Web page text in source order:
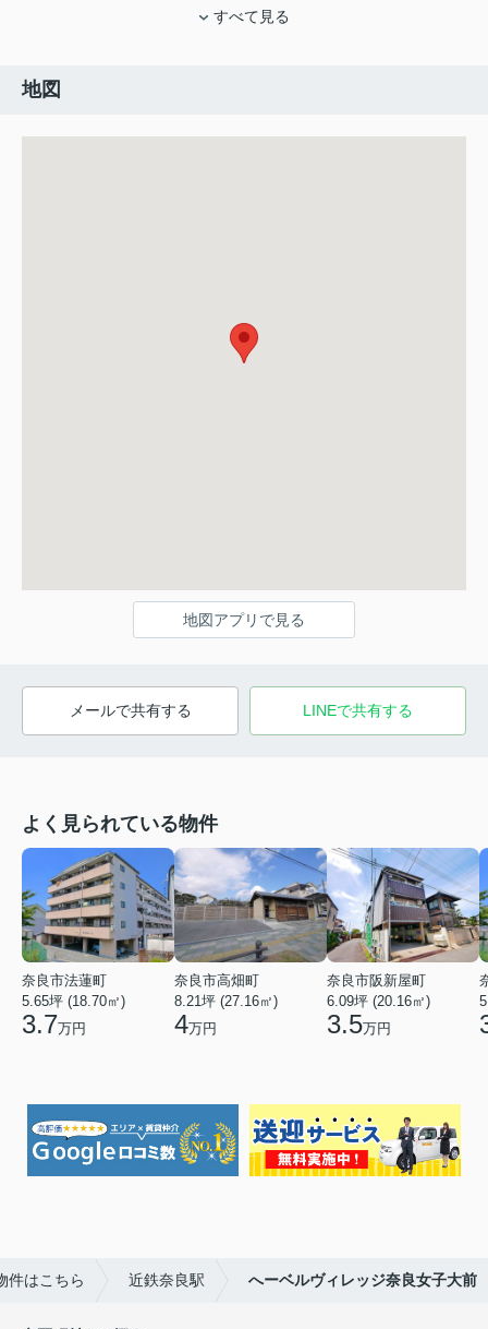
すべて見る
地図
地図アプリで見る
メールで共有する LINEで共有する
よく見られている物件
奈良市法蓮町
5.65坪 (18.70㎡)
3.7万円
奈良市高畑町
8.21坪 (27.16㎡)
4万円
奈良市阪新屋町
6.09坪 (20.16㎡)
3.5万円
件はこちら 近鉄奈良駅 へーベルヴィレッジ奈良女子大前